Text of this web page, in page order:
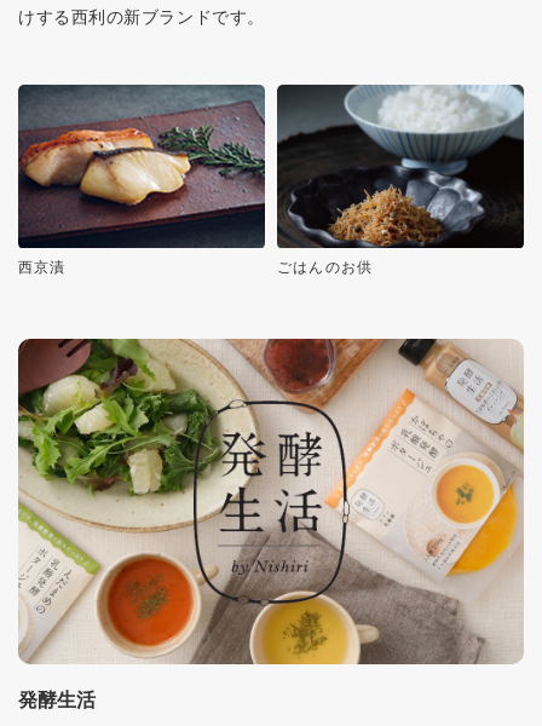
けする西利の新ブランドです。
西京漬 ごはんのお供
発酵生活